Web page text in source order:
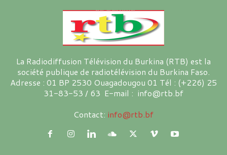
La Radiodiffusion Télévision du Burkina (RTB) est la
société publique de radiotélévision du Burkina Faso.
Adresse : 01 BP 2530 Ouagadougou 01 Tél : (+226) 25
31-83-53 / 63 E-mail : info@rtb.bf
Contact: info@rtb.bf